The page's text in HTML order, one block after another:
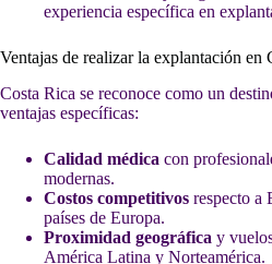
experiencia específica en
Ventajas de realizar la explantación en
Costa Rica se reconoce como un
ventajas específicas:
Calidad médica con
modernas.
Costos competitivos respecto a
países de Europa.
Proximidad geográfica y
América Latina y Norteamérica.